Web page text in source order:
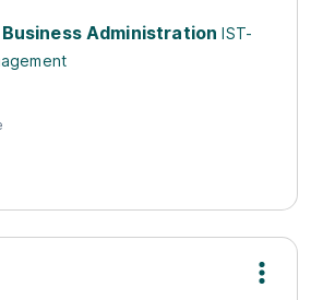
Administration IST-